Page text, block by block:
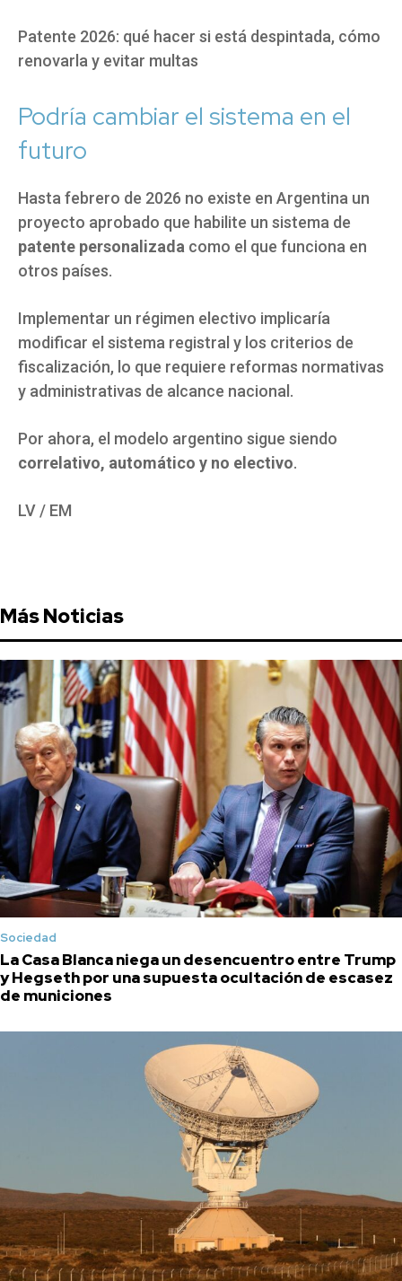
Patente 2026: qué hacer si está despintada, cómo
renovarla y evitar multas
Podría cambiar el sistema en el
futuro
Hasta febrero de 2026 no existe en Argentina un
proyecto aprobado que habilite un sistema de
patente personalizada como el que funciona en
otros países.
Implementar un régimen electivo implicaría
modificar el sistema registral y los criterios de
fiscalización, lo que requiere reformas normativas
y administrativas de alcance nacional.
Por ahora, el modelo argentino sigue siendo
correlativo, automático y no electivo.
LV / EM
Más Noticias
Sociedad
La Casa Blanca niega un desencuentro entre Trump
y Hegseth por una supuesta ocultación de escasez
de municiones